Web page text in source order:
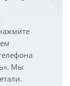
Мы